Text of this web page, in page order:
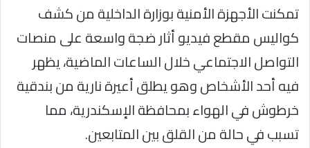
تمكنت الأجهزة الأمنية بوزارة الداخلية من كشف
كواليس مقطع فيديو أثار ضجة واسعة على منصات
التواصل الاجتماعي خلال الساعات الماضية، يظهر
فيه أحد الأشخاص وهو يطلق أعيرة نارية من بندقية
خرطوش في الهواء بمحافظة الإسكندرية، مما
تسبب في حالة من القلق بين المتابعين.